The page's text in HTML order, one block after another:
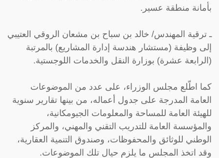
بأمانة منطقة عسير.
ـ ترقية المهندس/ خالد بن سباح بن مشعان الروقي العتيبي
إلى وظيفة (مستشار هندسة إدارة المشاريع) بالمرتبة
(الرابعة عشرة) بوزارة النقل والخدمات اللوجستية.
كما اطّلع مجلس الوزراء، على عدد من الموضوعات
العامة المدرجة على جدول أعماله، من بينها تقارير سنوية
للهيئة العامة للمساحة والمعلومات الجيومكانية،
والمؤسسة العامة للتدريب التقني والمهني، والمركز
الوطني للوثائق والمحفوظات، وصندوق التنمية العقارية،
وقد اتخذ المجلس ما يلزم حيال تلك الموضوعات.